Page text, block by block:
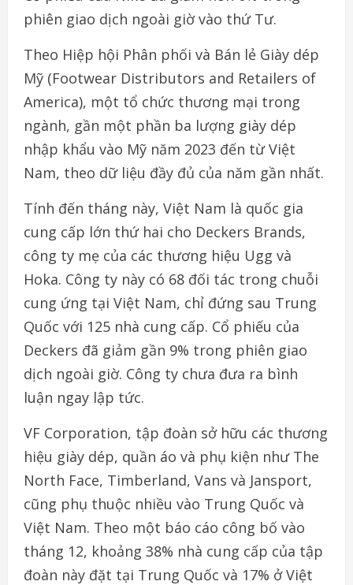
phiên giao dịch ngoài giờ vào thứ Tư.
Theo Hiệp hội Phân phối và Bán lẻ Giày dép
Mỹ (Footwear Distributors and Retailers of
America), một tổ chức thương mại trong
ngành, gần một phần ba lượng giày dép
nhập khẩu vào Mỹ năm 2023 đến từ Việt
Nam, theo dữ liệu đầy đủ của năm gần nhất.
Tính đến tháng này, Việt Nam là quốc gia
cung cấp lớn thứ hai cho Deckers Brands,
công ty mẹ của các thương hiệu Ugg và
Hoka. Công ty này có 68 đối tác trong chuỗi
cung ứng tại Việt Nam, chỉ đứng sau Trung
Quốc với 125 nhà cung cấp. Cổ phiếu của
Deckers đã giảm gần 9% trong phiên giao
dịch ngoài giờ. Công ty chưa đưa ra bình
luận ngay lập tức.
VF Corporation, tập đoàn sở hữu các thương
hiệu giày dép, quần áo và phụ kiện như The
North Face, Timberland, Vans và Jansport,
cũng phụ thuộc nhiều vào Trung Quốc và
Việt Nam. Theo một báo cáo công bố vào
tháng 12, khoảng 38% nhà cung cấp của tập
đoàn này đặt tại Trung Quốc và 17% ở Việt